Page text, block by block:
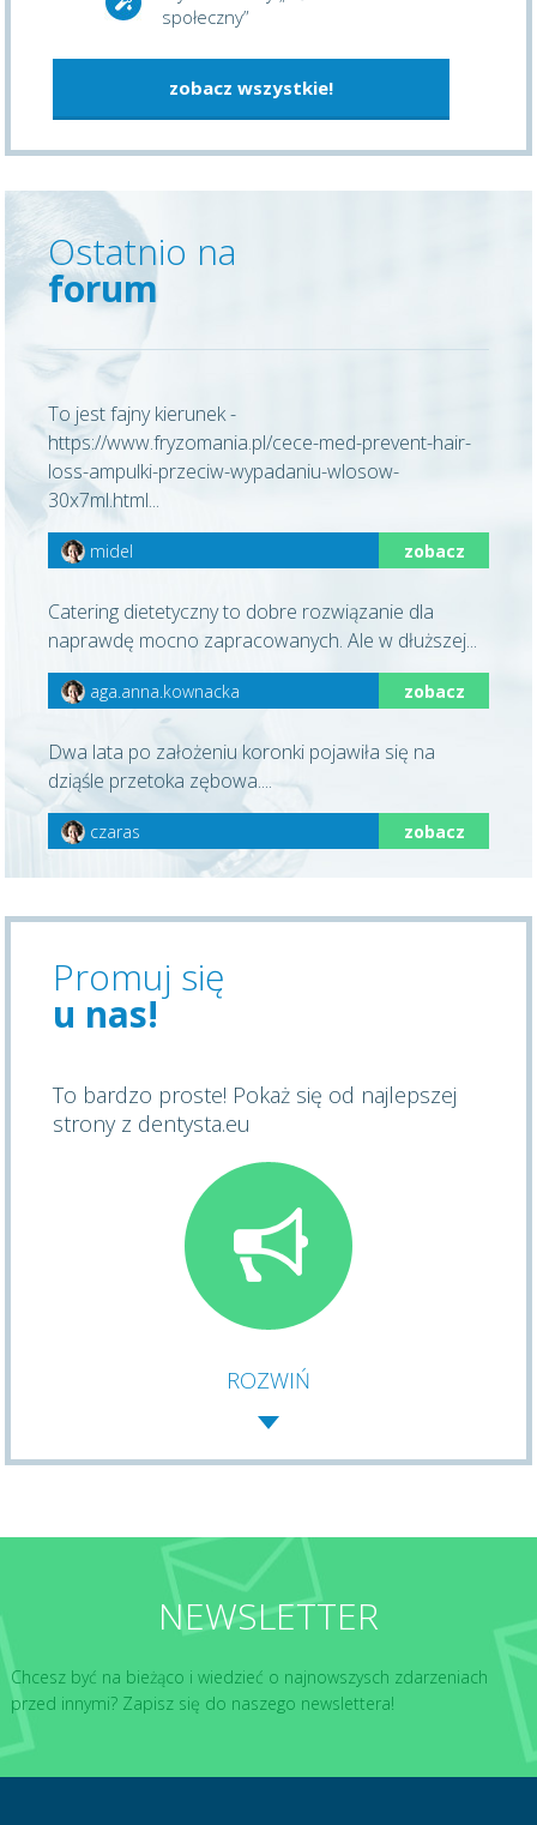
społeczny”
zobacz wszystkie!
Ostatnio na
forum
To jest fajny kierunek -
https://www.fryzomania.pl/cece-med-prevent-hair-
loss-ampulki-przeciw-wypadaniu-wlosow-
30x7ml.html...
midel zobacz
Catering dietetyczny to dobre rozwiązanie dla
naprawdę mocno zapracowanych. Ale w dłuższej...
aga.anna.kownacka zobacz
Dwa lata po założeniu koronki pojawiła się na
dziąśle przetoka zębowa....
czaras zobacz
Promuj się
u nas!
To bardzo proste! Pokaż się od najlepszej
strony z dentysta.eu
ROZWIŃ
NEWSLETTER
Chcesz być na bieżąco i wiedzieć o najnowszysch zdarzeniach
przed innymi? Zapisz się do naszego newslettera!